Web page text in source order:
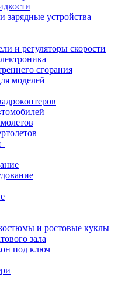
зарядные устройства
и регуляторы скорости
сгорания
моделей
и ростовые куклы
зала
под ключ